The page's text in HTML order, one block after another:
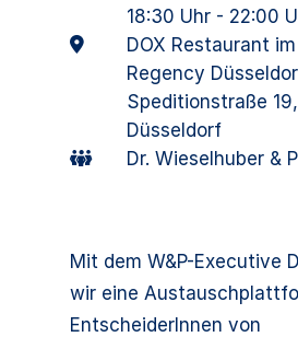
18:30 Uhr - 22:00
DOX Restaurant
Regency
Speditionstraße
Düsseldorf
Dr. Wieselhuber &
Mit dem W&P-Executive
wir eine
EntscheiderInnen von